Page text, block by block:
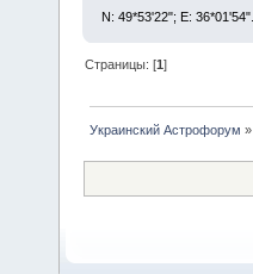
N: 49*53'22"; E: 36*01'54".
Страницы: [1]
Украинский Астрофорум »